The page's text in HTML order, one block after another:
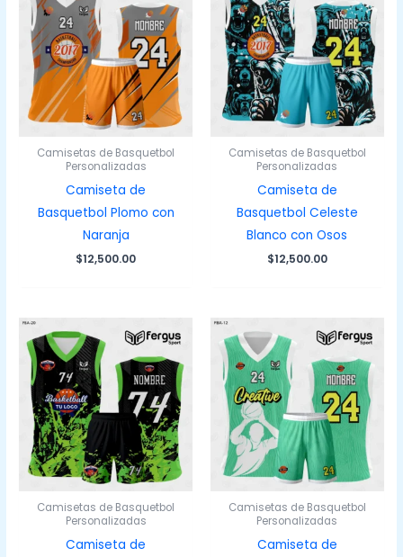
Camisetas de Basquetbol
Personalizadas
Camiseta de
Basquetbol Plomo con
Naranja
$12,500.00
Camisetas de Basquetbol
Personalizadas
Camiseta de
Basquetbol Celeste
Blanco con Osos
$12,500.00
Camisetas de Basquetbol
Personalizadas
Camiseta de
Camisetas de Basquetbol
Personalizadas
Camiseta de